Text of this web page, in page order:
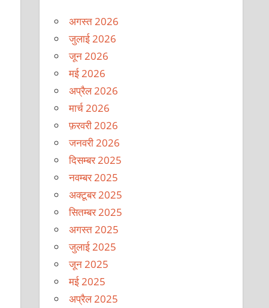
अगस्त 2026
जुलाई 2026
जून 2026
मई 2026
अप्रैल 2026
मार्च 2026
फ़रवरी 2026
जनवरी 2026
दिसम्बर 2025
नवम्बर 2025
अक्टूबर 2025
सितम्बर 2025
अगस्त 2025
जुलाई 2025
जून 2025
मई 2025
अप्रैल 2025